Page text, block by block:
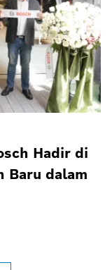
Hadir di
Baru dalam